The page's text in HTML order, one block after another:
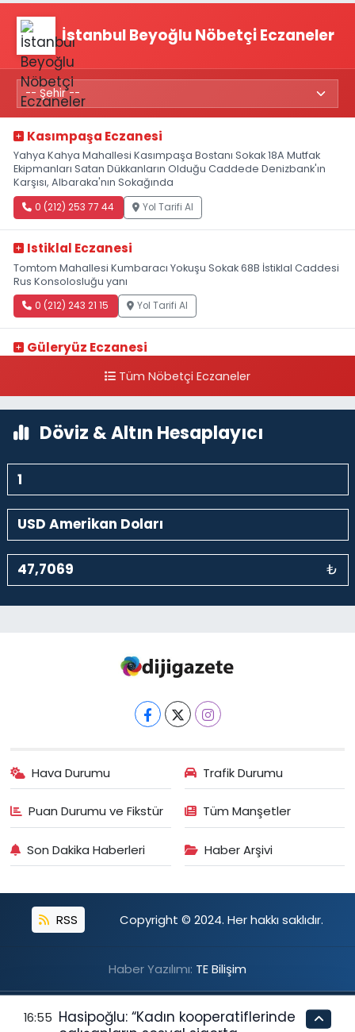
İstanbul Beyoğlu Nöbetçi Eczaneler
Kasımpaşa Eczanesi
Yahya Kahya Mahallesi Kasımpaşa Bostanı Sokak 18A Mutfak
Ekipmanları Satan Dükkanların Olduğu Caddede Denizbank'ın
Karşısı, Albaraka'nın Sokağında
0 (212) 253 77 44 Yol Tarifi Al
Istiklal Eczanesi
Tomtom Mahallesi Kumbaracı Yokuşu Sokak 68B İstiklal Caddesi
Rus Konsolosluğu yanı
0 (212) 243 21 15 Yol Tarifi Al
Güleryüz Eczanesi
kalaycıbahçe Meydana DoğruTüm Nöbetçi Eczaneler
Döviz & Altın Hesaplayıcı
₺
Hava Durumu Trafik Durumu
Puan Durumu ve Fikstür Tüm Manşetler
Son Dakika Haberleri Haber Arşivi
RSS Copyright © 2024. Her hakkı saklıdır.
Haber Yazılımı: TE Bilişim
16:55 Hasipoğlu: “Kadın kooperatiflerinde